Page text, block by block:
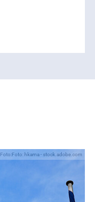
Foto:Foto: hkama - stock.adobe.com